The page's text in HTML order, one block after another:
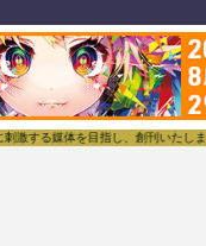
媒体を目指し、創刊いたします。